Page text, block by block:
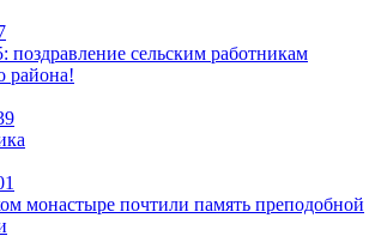
поздравление сельским работникам
района!
монастыре почтили память преподобной